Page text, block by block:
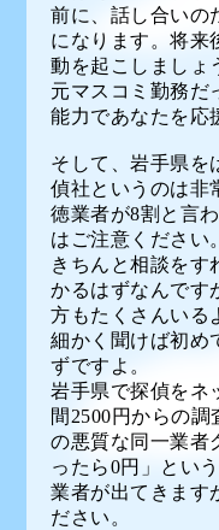
前に、話し合いの
になります。将来
動を起こしましょ
元マスコミ勤務だ
能力であなたを応
そして、岩手県を
偵社というのは非
徳業者が8割と言
はご注意ください。
きちんと相談をす
かるはずなんです
方もたくさんいる
細かく聞けば初め
ずですよ。
岩手県で探偵をネ
間2500円からの
の悪質な同一業者
ったら0円」とい
業者が出てきます
ださい。